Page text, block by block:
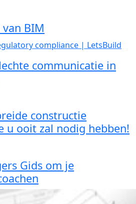
BIM
communicatie in
constructie
u ooit zal nodig hebben!
Gids om je